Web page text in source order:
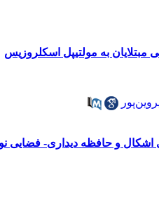
به مولتیپل اسکلروزیس
و حافظه دیداری- فضایی